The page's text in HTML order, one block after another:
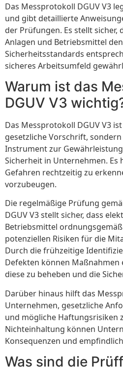
Das Messprotokoll DGUV V3
und gibt detaillierte
der Prüfungen. Es stellt sicher,
Anlagen und Betriebsmittel
Sicherheitsstandards
sicheres Arbeitsumfeld
Warum ist das
DGUV V3
Das Messprotokoll DGUV V3
gesetzliche Vorschrift,
Instrument zur
Sicherheit in Unternehmen. Es
Gefahren rechtzeitig zu
vorzubeugen.
Die regelmäßige Prüfung
DGUV V3 stellt sicher, dass
Betriebsmittel
potenziellen Risiken für die
Durch die frühzeitige
Defekten können
diese zu beheben und die
Darüber hinaus hilft das
Unternehmen, gesetzliche
und mögliche Haftungsrisiken
Nichteinhaltung können
Konsequenzen und
Was sind die